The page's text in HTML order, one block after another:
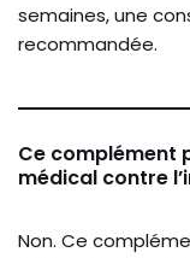
semaines, une
recommandée.
Ce complément
médical contre
Non. Ce